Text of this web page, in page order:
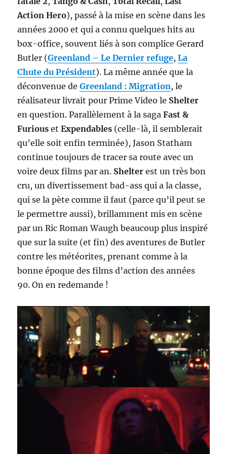
Action Hero), passé à la mise en scène dans les
années 2000 et qui a connu quelques hits au
box-office, souvent liés à son complice Gerard
Butler (Greenland – Le Dernier refuge,La
Chute du Président). La même année que la
déconvenue deGreenland : Migration, le
réalisateur livrait pour Prime Video le Shelter
en question. Parallèlement à la sagaFast &
Furious etExpendables (celle-là, il semblerait
qu’elle soit enfin terminée), Jason Statham
continue toujours de tracer sa route avec un
voire deux films par an. Shelter est un très bon
cru, un divertissement bad-ass qui a la classe,
qui se la pète comme il faut (parce qu’il peut se
le permettre aussi), brillamment mis en scène
par un Ric Roman Waugh beaucoup plus inspiré
que sur la suite (et fin) des aventures de Butler
contre les météorites, prenant comme à la
bonne époque des films d’action des années
90. On en redemande !